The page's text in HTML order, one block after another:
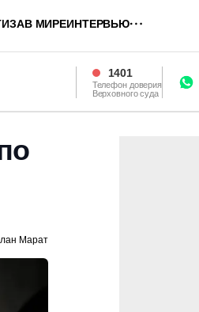
В МИРЕИНТЕРВЬЮ
1401
Телефон доверия
Верховного суда
Марат